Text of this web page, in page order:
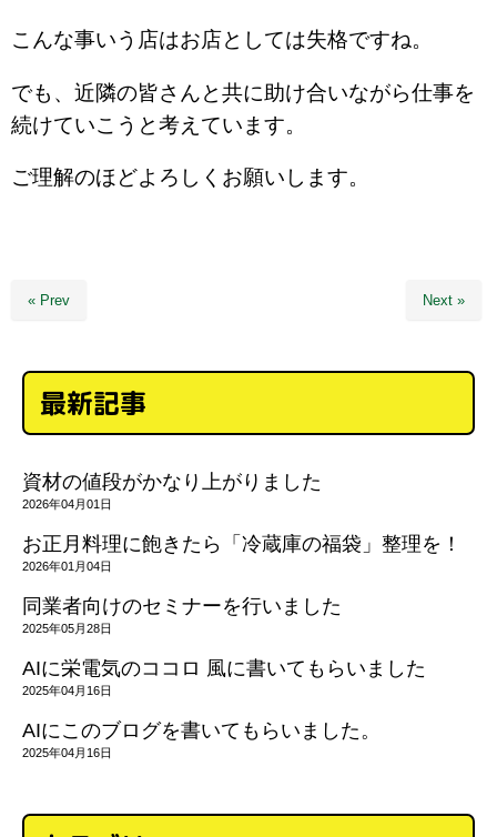
こんな事いう店はお店としては失格ですね。
でも、近隣の皆さんと共に助け合いながら仕事を
続けていこうと考えています。
ご理解のほどよろしくお願いします。
« Prev Next »
最新記事
資材の値段がかなり上がりました
2026年04月01日
お正月料理に飽きたら「冷蔵庫の福袋」整理を！
2026年01月04日
同業者向けのセミナーを行いました
2025年05月28日
AIに栄電気のココロ 風に書いてもらいました
2025年04月16日
AIにこのブログを書いてもらいました。
2025年04月16日